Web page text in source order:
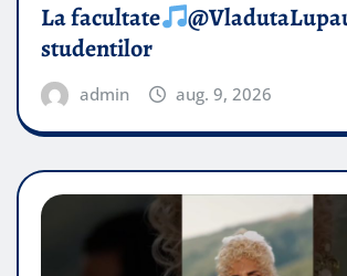
La facultate
studentilor
admin aug. 9, 2026